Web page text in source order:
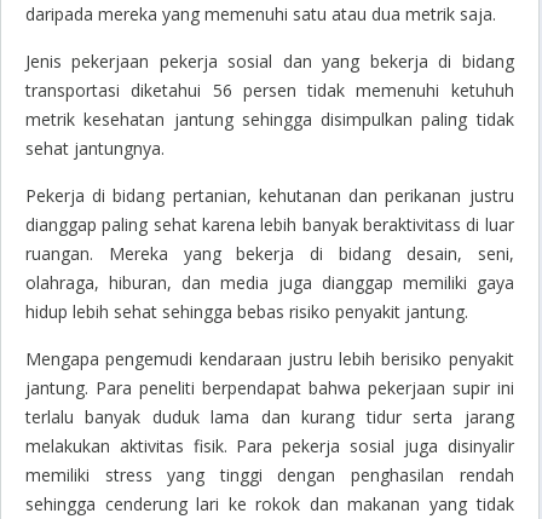
daripada mereka yang memenuhi satu atau dua metrik saja.
Jenis pekerjaan pekerja sosial dan yang bekerja di bidang
transportasi diketahui 56 persen tidak memenuhi ketuhuh
metrik kesehatan jantung sehingga disimpulkan paling tidak
sehat jantungnya.
Pekerja di bidang pertanian, kehutanan dan perikanan justru
dianggap paling sehat karena lebih banyak beraktivitass di luar
ruangan. Mereka yang bekerja di bidang desain, seni,
olahraga, hiburan, dan media juga dianggap memiliki gaya
hidup lebih sehat sehingga bebas risiko penyakit jantung.
Mengapa pengemudi kendaraan justru lebih berisiko penyakit
jantung. Para peneliti berpendapat bahwa pekerjaan supir ini
terlalu banyak duduk lama dan kurang tidur serta jarang
melakukan aktivitas fisik. Para pekerja sosial juga disinyalir
memiliki stress yang tinggi dengan penghasilan rendah
sehingga cenderung lari ke rokok dan makanan yang tidak